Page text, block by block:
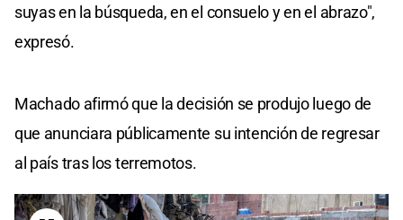
suyas en la búsqueda, en el consuelo y en el abrazo",
expresó.
Machado afirmó que la decisión se produjo luego de
que anunciara públicamente su intención de regresar
al país tras los terremotos.